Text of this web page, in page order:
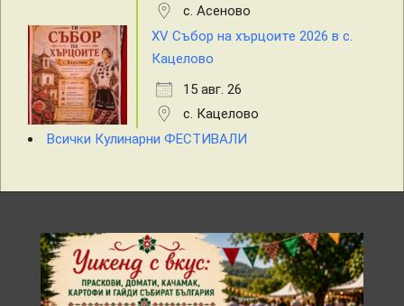
с. Асеново
XV Събор на хърцоите 2026 в с.
Кацелово
15 авг. 26
с. Кацелово
Всички Кулинарни ФЕСТИВАЛИ